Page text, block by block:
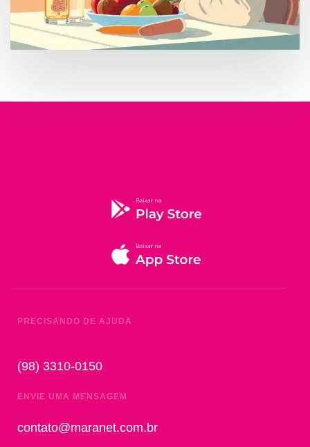
PRECISANDO DE AJUDA
(98) 3310-0150
ENVIE UMA MENSAGEM
contato@maranet.com.br